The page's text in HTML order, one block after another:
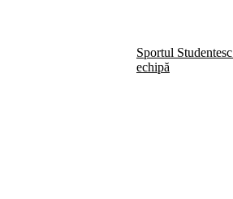
Sportul Studentesc
echipă